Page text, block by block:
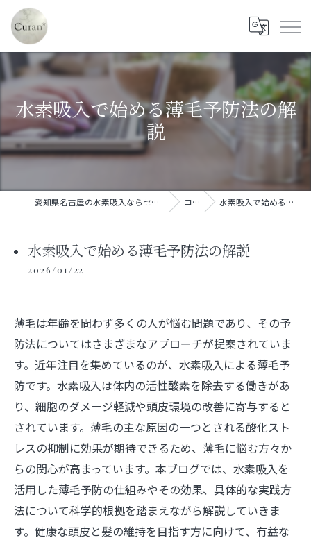
水素吸入で始める薄毛予防法の解
説
愛知県名古屋の水素吸入ならセルフ水素吸入サロン Curan* コラム 水素吸入で始める薄毛予防法の解説
水素吸入で始める薄毛予防法の解説
2026/01/22
薄毛は年齢を問わず多くの人が悩む問題であり、その予
防法についてはさまざまなアプローチが提案されていま
す。近年注目を集めているのが、水素吸入による薄毛予
防です。水素吸入は体内の活性酸素を除去する働きがあ
り、細胞のダメージ軽減や頭皮環境の改善に寄与すると
されています。薄毛の主な原因の一つとされる酸化スト
レスの抑制に効果が期待できるため、薄毛に悩む方々か
らの関心が高まっています。本ブログでは、水素吸入を
活用した薄毛予防の仕組みやその効果、具体的な実践方
法について科学的根拠を踏まえながら解説していきま
す。健康な頭皮と髪の維持を目指す方に向けて、有益な